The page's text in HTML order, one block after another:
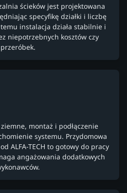
ścieków jest projektowana
specyfikę działki i liczbę
instalacja działa stabilnie i
niepotrzebnych kosztów czy
przeróbek.
montaż i podłączenie
systemu. Przydomowa
ALFA-TECH to gotowy do pracy
angażowania dodatkowych